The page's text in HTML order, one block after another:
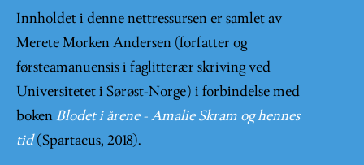
Innholdet i denne nettressursen er samlet av
Merete Morken Andersen (forfatter og
førsteamanuensis i faglitterær skriving ved
Universitetet i Sørøst-Norge) i forbindelse med
boken Blodet i årene - Amalie Skram og hennes
tid (Spartacus, 2018).